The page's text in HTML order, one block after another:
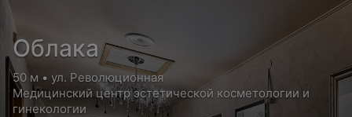
Облака
50 м • ул. Революционная
Медицинский центр эстетической косметологии и
гинекологии